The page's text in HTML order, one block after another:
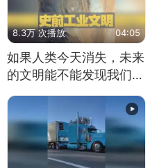
8.3万 次播放 04:05
如果人类今天消失，未来
的文明能不能发现我们存
在过？